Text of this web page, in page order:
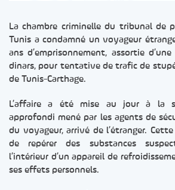
La chambre criminelle du tribunal de
Tunis a condamné un voyageur
ans d’emprisonnement, assortie
dinars, pour tentative de trafic de
de Tunis-Carthage.
L’affaire a été mise au jour à la
approfondi mené par les agents de
du voyageur, arrivé de l’étranger.
de repérer des substances
l’intérieur d’un appareil de
ses effets personnels.